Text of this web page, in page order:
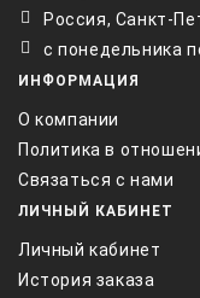
Россия, Санкт-
с понедельника
ИНФОРМАЦИЯ
О компании
Политика в
Связаться с нами
ЛИЧНЫЙ КАБИНЕТ
Личный кабинет
История заказа